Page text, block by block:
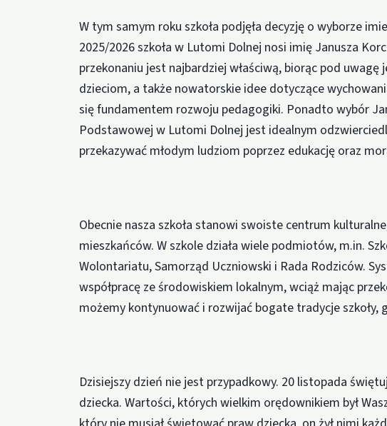
W tym samym roku szkoła podjęła decyzję o wyborze
2025/2026 szkoła w Lutomi Dolnej nosi imię Janusza
przekonaniu jest najbardziej właściwą, biorąc pod
dzieciom, a także nowatorskie idee dotyczące
się fundamentem rozwoju pedagogiki. Ponadto wybór
Podstawowej w Lutomi Dolnej jest idealnym
przekazywać młodym ludziom poprzez edukację oraz
Obecnie nasza szkoła stanowi swoiste centrum
mieszkańców. W szkole działa wiele podmiotów, m.in.
Wolontariatu, Samorząd Uczniowski i Rada Rodziców.
współpracę ze środowiskiem lokalnym, wciąż mając
możemy kontynuować i rozwijać bogate tradycje szkoły,
Dzisiejszy dzień nie jest przypadkowy. 20 listopada
dziecka. Wartości, których wielkim orędownikiem był